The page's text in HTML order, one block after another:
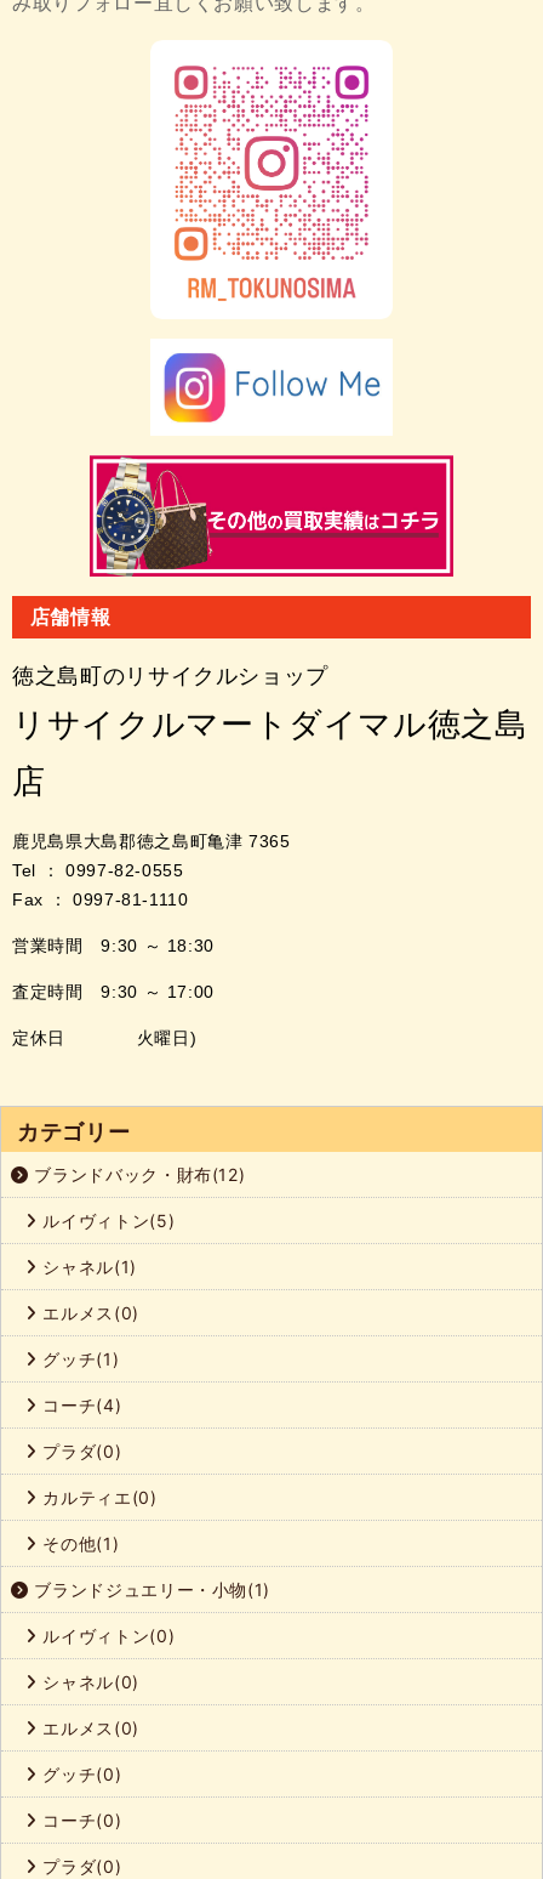
店舗情報
徳之島町のリサイクルショップ
リサイクルマートダイマル徳之島
店
鹿児島県大島郡徳之島町亀津 7365
Tel ： 0997-82-0555
Fax ： 0997-81-1110
営業時間 9:30 ～ 18:30
査定時間 9:30 ～ 17:00
定休日 火曜日)
カテゴリー
ブランドバック・財布(12)
ルイヴィトン(5)
シャネル(1)
エルメス(0)
グッチ(1)
コーチ(4)
プラダ(0)
カルティエ(0)
その他(1)
ブランドジュエリー・小物(1)
ルイヴィトン(0)
シャネル(0)
エルメス(0)
グッチ(0)
コーチ(0)
プラダ(0)